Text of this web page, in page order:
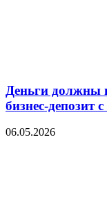
Деньги должны
бизнес-депозит
06.05.2026